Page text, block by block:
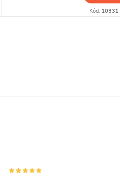
Kód: 10331